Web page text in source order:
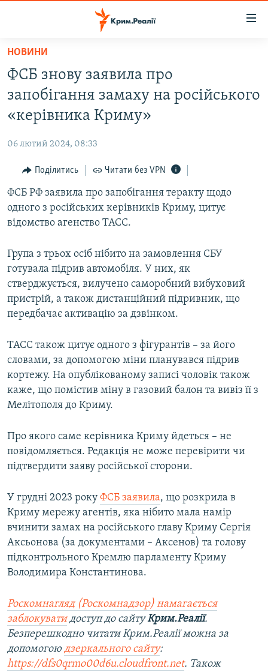
Перейти
основного
матеріалу
до
основної
Перейти
пошуку
ВОДА.КРИМ
ВІДЕО ТА ФОТО
БЛОГИ
ПОГЛЯД
ІНТЕРВ'Ю
ВСЕ ЗА ДЕНЬ
ДЕПОРТАЦІЯ
ВІДЕОУРОКИ «ELIFBE»
СВІДЧЕННЯ ОКУПАЦІЇ
ІНФОГРАФІКА
ЯК ОБІЙТИ БЛОКУВАННЯ
Русский
Qırımtatar
ДОЛУЧАЙСЯ!
Усі сайти RFE/RL
НОВИНИ
ФСБ знову заявила про
запобігання замаху на російського
«керівника Криму»
06 лютий 2024, 08:33
Поділитись Читати без VPN
ФСБ РФ заявила про запобігання теракту щодо
одного з російських керівників Криму, цитує
відомство агенство ТАСС.
Група з трьох осіб нібито на замовлення СБУ
готувала підрив автомобіля. У них, як
стверджується, вилучено саморобний вибуховий
пристрій, а також дистанційний підривник, що
передбачає активацію за дзвінком.
ТАСС також цитує одного з фігурантів – за його
словами, за допомогою міни планувався підрив
кортежу. На опублікованому записі чоловік також
каже, що помістив міну в газовий балон та вивіз її з
Мелітополя до Криму.
Про якого саме керівника Криму йдеться – не
повідомляється. Редакція не може перевірити чи
підтвердити заяву російської сторони.
У грудні 2023 року ФСБ заявила, що розкрила в
Криму мережу агентів, яка нібито мала намір
вчинити замах на російського главу Криму Сергія
Аксьонова (за документами – Аксенов) та голову
підконтрольного Кремлю парламенту Криму
Володимира Константинова.
Роскомнагляд (Роскомнадзор) намагається
заблокуватидоступ до сайтуКрим.Реалії.
Безперешкодно читати Крим.Реалії можна за
допомогою дзеркального сайту:
https://dfs0qrmo00d6u.cloudfront.net. Також